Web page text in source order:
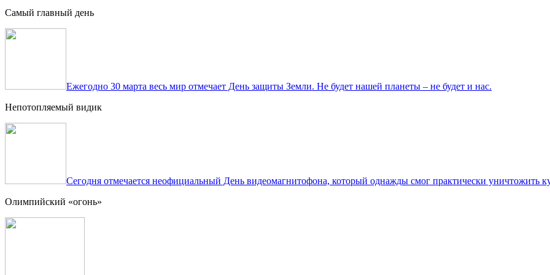
Самый главный день
Ежегодно 30 марта весь мир отмечает День защиты Земли. Не будет нашей планеты – не будет и нас.
Непотопляемый видик
Сегодня отмечается неофициальный День видеомагнитофона, который однажды смог практически уничтожить
Олимпийский «огонь»